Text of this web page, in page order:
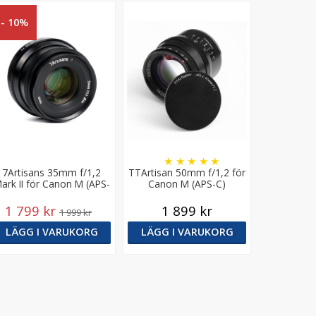
- 10%
7Artisans 35mm f/1,2
II för Canon M (APS-
1 799 kr 1 999 kr
LÄGG I VARUKORG
TTArtisan 50mm f/1,2 för
Canon M (APS-C)
★ ★ ★ ★ ★
1 899 kr
LÄGG I VARUKORG